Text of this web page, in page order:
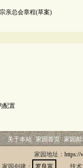
亲总会章程(草案)
配置
关于本站 家园首页 家园
家园地址： https://
家园创建：
罗良富 技术